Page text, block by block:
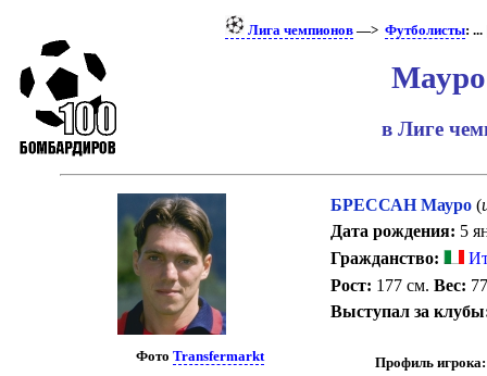
Лига чемпионов —>Футболисты:
Мауро
в Лиге
Фото Transfermarkt
БРЕССАН Мауро (
Дата рождения: 5
Гражданство:
Рост: 177 см.Вес:
Выступал за
Профиль игрока: